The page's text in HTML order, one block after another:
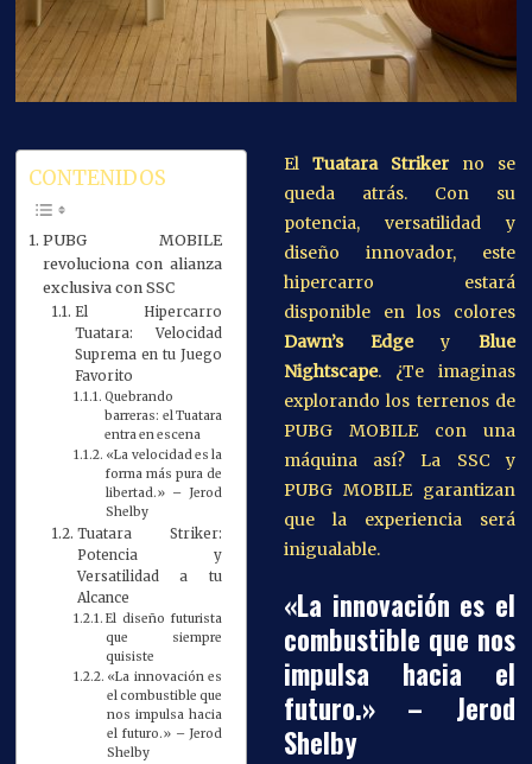
CONTENIDOS
PUBG MOBILE
revoluciona con alianza
exclusiva con SSC
El Hipercarro
Tuatara: Velocidad
Suprema en tu Juego
Favorito
Quebrando
barreras: el Tuatara
entra en escena
«La velocidad es la
forma más pura de
libertad.» – Jerod
Shelby
Tuatara Striker:
Potencia y
Versatilidad a tu
Alcance
El diseño futurista
que siempre
quisiste
«La innovación es
el combustible que
nos impulsa hacia
el futuro.» – Jerod
Shelby
El Tuatara Strikerno se
queda atrás. Con su
potencia, versatilidad y
diseño innovador, este
hipercarro estará
disponible en los colores
Dawn’s Edgey Blue
Nightscape. ¿Te imaginas
explorando los terrenos de
PUBG MOBILE con una
máquina así? La SSC y
PUBG MOBILE garantizan
que la experiencia será
inigualable.
«La innovación es el
combustible que nos
impulsa hacia el
futuro.» – Jerod
Shelby